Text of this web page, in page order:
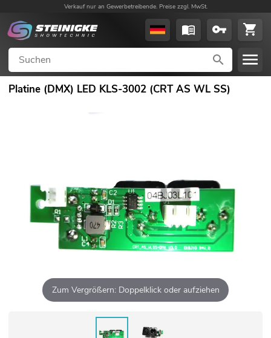
Verkauf nur an Gewerbetreibende. Preise zzgl. MwSt.
Platine (DMX) LED KLS-3002 (CRT AS WL SS)
Zum Vergrößern: Doppelklick oder aufziehen